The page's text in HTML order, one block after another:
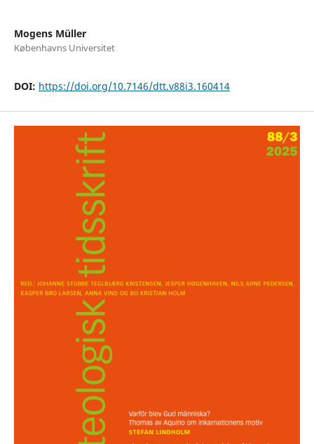
Mogens Müller
Københavns Universitet
DOI: https://doi.org/10.7146/dtt.v88i3.160414